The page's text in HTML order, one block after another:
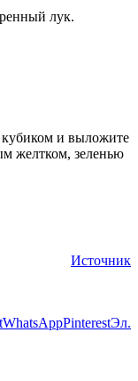
лук.
и выложите
желтком, зеленью
Источник
WhatsAppPinterestЭл.